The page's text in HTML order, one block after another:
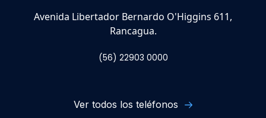
Avenida Libertador Bernardo O'Higgins 611,
Rancagua.
(56) 22903 0000
Ver todos los teléfonos